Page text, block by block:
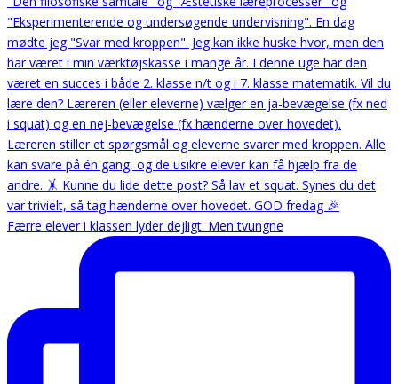
Færre elever i klassen lyder dejligt. Men tvungne